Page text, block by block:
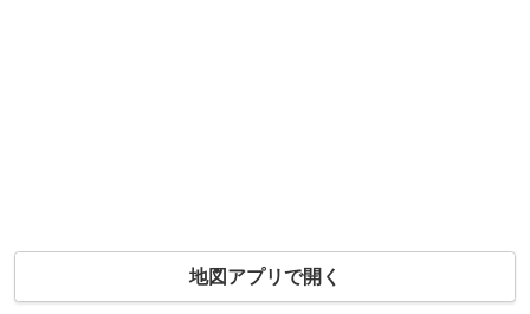
地図アプリで開く